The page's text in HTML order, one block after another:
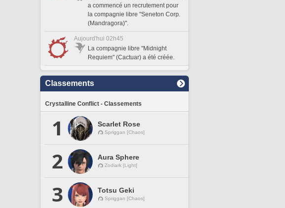
a commencé un recrutement pour
la compagnie libre "Seneton Corp.
(Mandragora)".
Aujourd'hui 02h45
La compagnie libre "Midnight
Requiem" (Cactuar) a été créée.
Classements
Crystalline Conflict - Classements
1 Scarlet Rose
Spriggan [Chaos]
2 Aura Sphere
Zodiark [Light]
3 Totsu Geki
Spriggan [Chaos]